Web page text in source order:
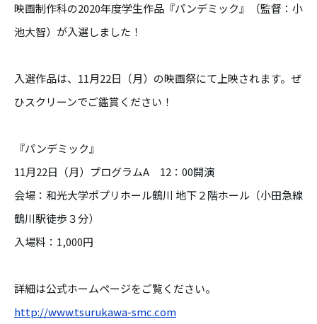
映画制作科の2020年度学生作品『パンデミック』（監督：小
池大智）が入選しました！
入選作品は、11月22日（月）の映画祭にて上映されます。ぜ
ひスクリーンでご鑑賞ください！
『パンデミック』
11月22日（月）プログラムA 12：00開演
会場：和光大学ポプリホール鶴川 地下２階ホール（小田急線
鶴川駅徒歩３分）
入場料：1,000円
詳細は公式ホームページをご覧ください。
http://www.tsurukawa-smc.com